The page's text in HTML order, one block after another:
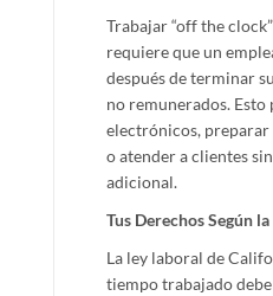
Trabajar “off the
requiere que un
después de terminar
no remunerados.
electrónicos,
o atender a clientes
adicional.
Tus Derechos Según la
La ley laboral de
tiempo trabajado